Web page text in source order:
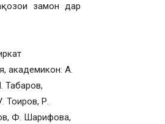
замон дар
академикон: А.
Табаров,
Тоиров, Р.
Ф. Шарифова,